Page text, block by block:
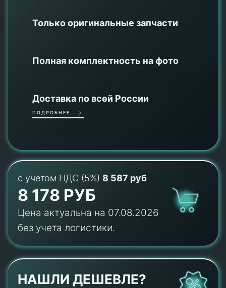
Только оригинальные запчасти
Полная комплектность на фото
Доставка по всей России
ПОДРОБНЕЕ
с учетом НДС (5%) 8 587 руб
8 178 РУБ
Цена актуальна на 07.08.2026
без учета логистики.
НАШЛИ ДЕШЕВЛЕ?